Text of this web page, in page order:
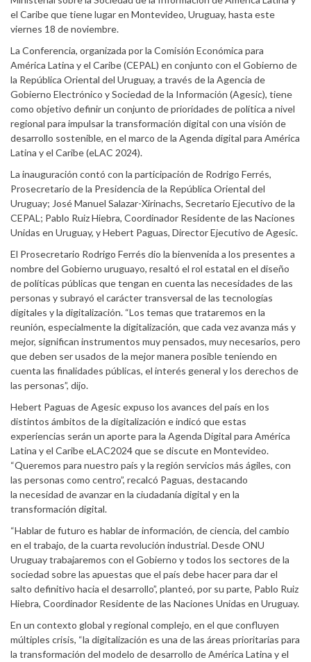
el Caribe que tiene lugar en Montevideo, Uruguay, hasta este
viernes 18 de noviembre.
La Conferencia, organizada por la Comisión Económica para
América Latina y el Caribe (CEPAL) en conjunto con el Gobierno de
la República Oriental del Uruguay, a través de la Agencia de
Gobierno Electrónico y Sociedad de la Información (Agesic), tiene
como objetivo definir un conjunto de prioridades de política a nivel
regional para impulsar la transformación digital con una visión de
desarrollo sostenible, en el marco de la Agenda digital para América
Latina y el Caribe (eLAC 2024).
La inauguración contó con la participación de Rodrigo Ferrés,
Prosecretario de la Presidencia de la República Oriental del
Uruguay; José Manuel Salazar-Xirinachs, Secretario Ejecutivo de la
CEPAL; Pablo Ruiz Hiebra, Coordinador Residente de las Naciones
Unidas en Uruguay, y Hebert Paguas, Director Ejecutivo de Agesic.
El Prosecretario Rodrigo Ferrés dio la bienvenida a los presentes a
nombre del Gobierno uruguayo, resaltó el rol estatal en el diseño
de políticas públicas que tengan en cuenta las necesidades de las
personas y subrayó el carácter transversal de las tecnologías
digitales y la digitalización. “Los temas que trataremos en la
reunión, especialmente la digitalización, que cada vez avanza más y
mejor, significan instrumentos muy pensados, muy necesarios, pero
que deben ser usados de la mejor manera posible teniendo en
cuenta las finalidades públicas, el interés general y los derechos de
las personas”, dijo.
Hebert Paguas de Agesic expuso los avances del país en los
distintos ámbitos de la digitalización e indicó que estas
experiencias serán un aporte para la Agenda Digital para América
Latina y el Caribe eLAC2024 que se discute en Montevideo.
“Queremos para nuestro país y la región servicios más ágiles, con
las personas como centro”, recalcó Paguas, destacando
la necesidad de avanzar en la ciudadanía digital y en la
transformación digital.
“Hablar de futuro es hablar de información, de ciencia, del cambio
en el trabajo, de la cuarta revolución industrial. Desde ONU
Uruguay trabajaremos con el Gobierno y todos los sectores de la
sociedad sobre las apuestas que el país debe hacer para dar el
salto definitivo hacia el desarrollo”, planteó, por su parte, Pablo Ruiz
Hiebra, Coordinador Residente de las Naciones Unidas en Uruguay.
En un contexto global y regional complejo, en el que confluyen
múltiples crisis, “la digitalización es una de las áreas prioritarias para
la transformación del modelo de desarrollo de América Latina y el